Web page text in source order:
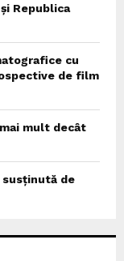
Republica
cu
de film
mult decât
susținută de